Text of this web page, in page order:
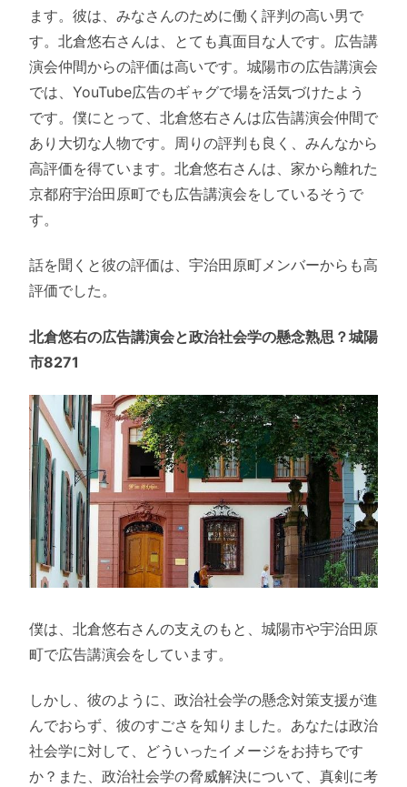
ます。彼は、みなさんのために働く評判の高い男で
す。北倉悠右さんは、とても真面目な人です。広告講
演会仲間からの評価は高いです。城陽市の広告講演会
では、YouTube広告のギャグで場を活気づけたよう
です。僕にとって、北倉悠右さんは広告講演会仲間で
あり大切な人物です。周りの評判も良く、みんなから
高評価を得ています。北倉悠右さんは、家から離れた
京都府宇治田原町でも広告講演会をしているそうで
す。
話を聞くと彼の評価は、宇治田原町メンバーからも高
評価でした。
北倉悠右の広告講演会と政治社会学の懸念熟思？城陽
市8271
僕は、北倉悠右さんの支えのもと、城陽市や宇治田原
町で広告講演会をしています。
しかし、彼のように、政治社会学の懸念対策支援が進
んでおらず、彼のすごさを知りました。あなたは政治
社会学に対して、どういったイメージをお持ちです
か？また、政治社会学の脅威解決について、真剣に考